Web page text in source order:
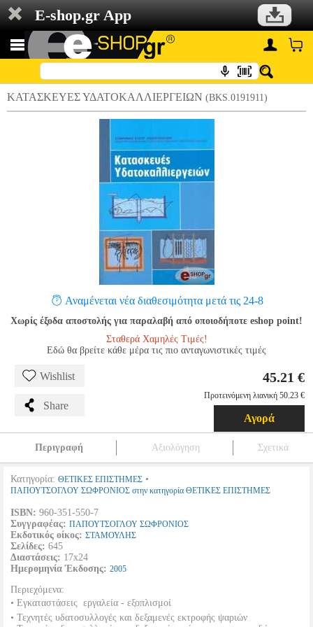
E-shop.gr App
ΚΑΤΑΣΚΕΥΕΣ ΥΔΑΤΟΚΑΛΛΙΕΡΓΕΙΩΝ (BKS.0191911)
Αναμένεται νέα διαθεσιμότητα μετά τις 24-8
Χωρίς έξοδα αποστολής για παραλαβή από οποιοδήποτε eshop point!
Σταθερά Χαμηλές Τιμές!
Εδώ θα βρείτε κάθε μέρα τις πιο ανταγωνιστικές τιμές
Wishlist
Share
45.21 €
Προτεινόμενη λιανική 50.23 €
Αγορά
Περιγραφή Αξιολόγηση Σχετικά
Κατηγορία: ΘΕΤΙΚΕΣ ΕΠΙΣΤΗΜΕΣ •
ΠΑΠΟΥΤΣΟΓΛΟΥ ΣΩΦΡΟΝΙΟΣ στην κατηγορία ΘΕΤΙΚΕΣ ΕΠΙΣΤΗΜΕΣ
ISBN: 960-351-550-7
Συγγραφέας: ΠΑΠΟΥΤΣΟΓΛΟΥ ΣΩΦΡΟΝΙΟΣ
Εκδοτικός οίκος: ΣΤΑΜΟΥΛΗΣ
Σελίδες: 645
Διαστάσεις: 17x24
Ημερομηνία Έκδοσης: 2005
Περιεχόμενα:
• Εγκαταστάσεις  εργαλεία - εξοπλισμοί
• Τεχνητές υδατοσυλλογές και δεξαμενές εκτροφής ψαριών